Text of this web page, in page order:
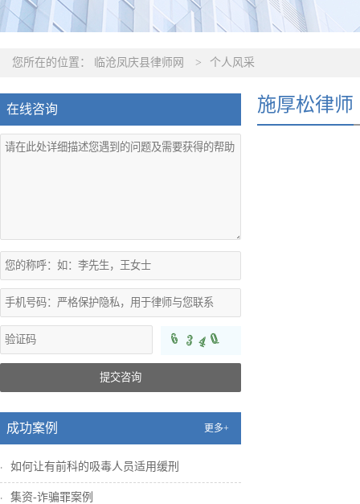
您所在的位置： 临沧凤庆县律师网 > 个人风采
在线咨询
提交咨询
成功案例 更多+
如何让有前科的吸毒人员适用缓刑
集资-诈骗罪案例
施厚松律师